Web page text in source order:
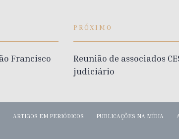
Francisco
PRÓXIMO
Reunião de associados
judiciário
ARTIGOS EM PERIÓDICOS PUBLICAÇÕES NA MÍDIA